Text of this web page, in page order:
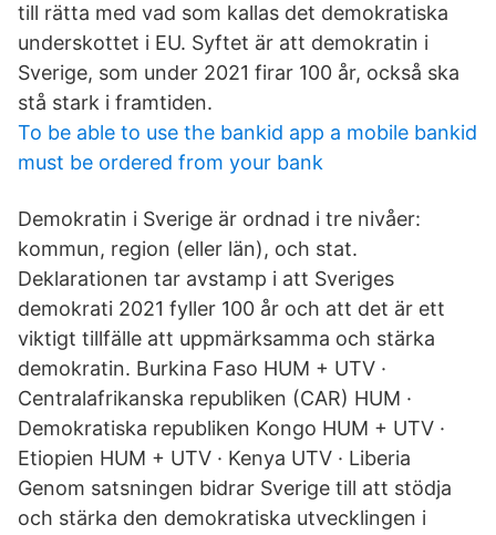
till rätta med vad som kallas det demokratiska
underskottet i EU. Syftet är att demokratin i
Sverige, som under 2021 firar 100 år, också ska
stå stark i framtiden.
To be able to use the bankid app a mobile bankid
must be ordered from your bank
Demokratin i Sverige är ordnad i tre nivåer:
kommun, region (eller län), och stat.
Deklarationen tar avstamp i att Sveriges
demokrati 2021 fyller 100 år och att det är ett
viktigt tillfälle att uppmärksamma och stärka
demokratin. Burkina Faso HUM + UTV ·
Centralafrikanska republiken (CAR) HUM ·
Demokratiska republiken Kongo HUM + UTV ·
Etiopien HUM + UTV · Kenya UTV · Liberia
Genom satsningen bidrar Sverige till att stödja
och stärka den demokratiska utvecklingen i